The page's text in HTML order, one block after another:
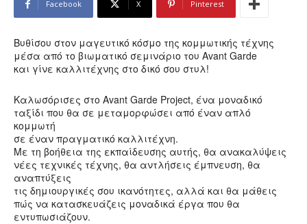
Facebook X Pinterest
Βυθίσου στον μαγευτικό κόσμο της κομμωτικής τέχνης
μέσα από το βιωματικό σεμινάριο του Avant Garde
και γίνε καλλιτέχνης στο δικό σου στυλ!
Καλωσόρισες στο Avant Garde Project, ένα μοναδικό
ταξίδι που θα σε μεταμορφώσει από έναν απλό
κομμωτή
σε έναν πραγματικό καλλιτέχνη.
Με τη βοήθεια της εκπαίδευσης αυτής, θα ανακαλύψεις
νέες τεχνικές τέχνης, θα αντλήσεις έμπνευση, θα
αναπτύξεις
τις δημιουργικές σου ικανότητες, αλλά και θα μάθεις
πώς να κατασκευάζεις μοναδικά έργα που θα
εντυπωσιάζουν.